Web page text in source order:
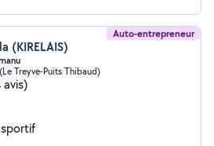
Auto-entrepreneur
(KIRELAIS)
Treyve-Puits Thibaud)
avis)